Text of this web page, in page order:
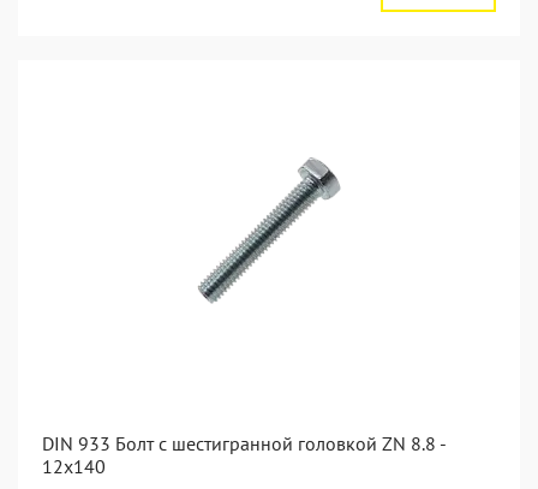
DIN 933 Болт с шестигранной головкой ZN 8.8 -
12x140